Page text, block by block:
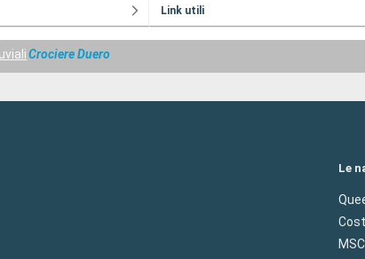
Link utili
Crociere Duero
Le